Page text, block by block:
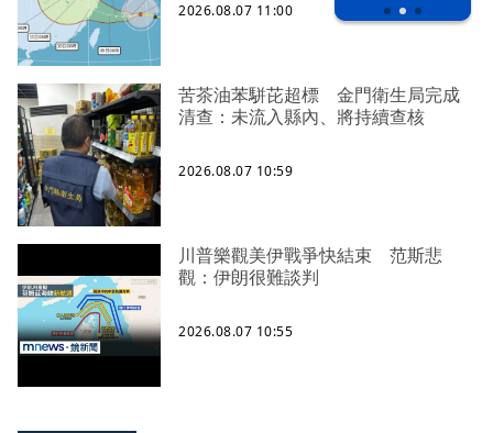
2026.08.07 11:00
苦茶油苯駢芘超標 金門衛生局完成
清查：未流入縣內、將持續查核
2026.08.07 10:59
川普樂觀美伊戰爭快結束 范斯悲
觀：伊朗很難談判
2026.08.07 10:55